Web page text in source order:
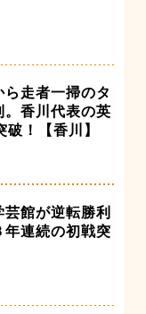
走者一掃のタ
。香川代表の英
！【香川】
館が逆転勝利
連続の初戦突